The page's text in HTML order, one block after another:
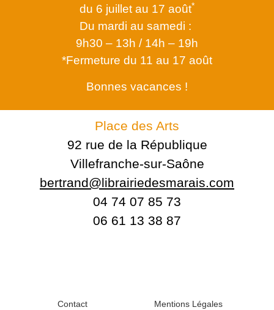
du 6 juillet au 17 août*
Du mardi au samedi :
9h30 – 13h / 14h – 19h
*Fermeture du 11 au 17 août
Bonnes vacances !
Place des Arts
92 rue de la République
Villefranche-sur-Saône
bertrand@librairiedesmarais.com
04 74 07 85 73
06 61 13 38 87
Contact Mentions Légales